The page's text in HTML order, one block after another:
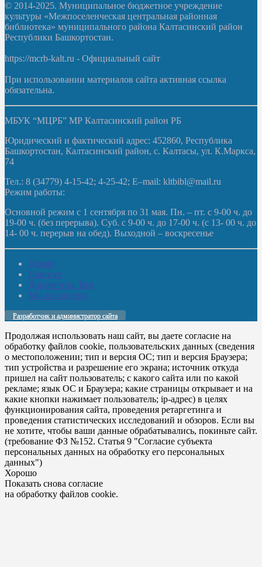
© 2014-2025. Муниципальное бюджетное учреждение
культуры «Межпоселенческая центральная районная
библиотека» муниципального района Калтасинский район
Республики Башкортостан.
https://mcrb-kalt.ru - Официальный сайт
При использовании материалов сайта активная ссылка
обязательна.
МБУК “МЦРБ” МР Калтасинский район РБ
Юридический и фактический адрес: 452860, Республика
Башкортостан, Калтасинский район, с. Калтасы, ул. К.Маркса,
74
Тел.: 8 (34779) 4-15-42; 4-25-42; E–mail: kltbibl@mail.ru
Режим работы:
Основной режим с 1 сентября по 31 мая. Пн. – пт. с 9-00 ч. до
19-00 ч. (без перерыва). Суб. с 9-00 ч. до 17-00 ч. (с 13- 00 ч. до
14- 00 ч. перерыв на обед). Выходной – воскресенье
Домой
Новости
Документы. Все
Мы в соцсетях
Разработчик и администратор сайта
Продолжая использовать наш сайт, вы даете согласие на
обработку файлов cookie, пользовательских данных (сведения
о местоположении; тип и версия ОС; тип и версия Браузера;
тип устройства и разрешение его экрана; источник откуда
пришел на сайт пользователь; с какого сайта или по какой
рекламе; язык ОС и Браузера; какие страницы открывает и на
какие кнопки нажимает пользователь; ip-адрес) в целях
функционирования сайта, проведения ретаргетинга и
проведения статистических исследований и обзоров. Если вы
не хотите, чтобы ваши данные обрабатывались, покиньте сайт.
(требование ФЗ №152. Статья 9 "Согласие субъекта
персональных данных на обработку его персональных
данных")
Хорошо
Показать снова согласие
на обработку файлов cookie.